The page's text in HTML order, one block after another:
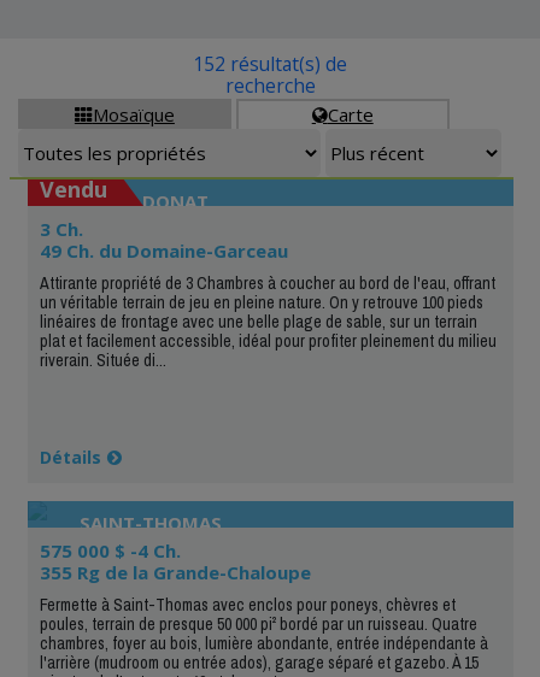
Mosaïque Carte
152 résultat(s) de
recherche
SAINT-DONAT
Vendu
3 Ch.
49 Ch. du Domaine-Garceau
Attirante propriété de 3 Chambres à coucher au bord de l'eau, offrant
un véritable terrain de jeu en pleine nature. On y retrouve 100 pieds
linéaires de frontage avec une belle plage de sable, sur un terrain
plat et facilement accessible, idéal pour profiter pleinement du milieu
riverain. Située di...
Détails
SAINT-THOMAS
575 000 $ -4 Ch.
355 Rg de la Grande-Chaloupe
Fermette à Saint-Thomas avec enclos pour poneys, chèvres et
poules, terrain de presque 50 000 pi² bordé par un ruisseau. Quatre
chambres, foyer au bois, lumière abondante, entrée indépendante à
l'arrière (mudroom ou entrée ados), garage séparé et gazebo. À 15